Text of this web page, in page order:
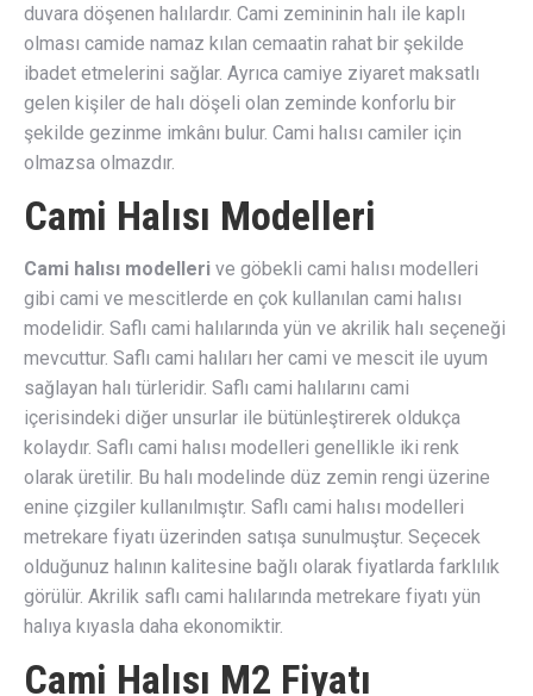
duvara döşenen halılardır. Cami zemininin halı ile kaplı
olması camide namaz kılan cemaatin rahat bir şekilde
ibadet etmelerini sağlar. Ayrıca camiye ziyaret maksatlı
gelen kişiler de halı döşeli olan zeminde konforlu bir
şekilde gezinme imkânı bulur. Cami halısı camiler için
olmazsa olmazdır.
Cami Halısı Modelleri
Cami halısı modelleri ve göbekli cami halısı modelleri
gibi cami ve mescitlerde en çok kullanılan cami halısı
modelidir. Saflı cami halılarında yün ve akrilik halı seçeneği
mevcuttur. Saflı cami halıları her cami ve mescit ile uyum
sağlayan halı türleridir. Saflı cami halılarını cami
içerisindeki diğer unsurlar ile bütünleştirerek oldukça
kolaydır. Saflı cami halısı modelleri genellikle iki renk
olarak üretilir. Bu halı modelinde düz zemin rengi üzerine
enine çizgiler kullanılmıştır. Saflı cami halısı modelleri
metrekare fiyatı üzerinden satışa sunulmuştur. Seçecek
olduğunuz halının kalitesine bağlı olarak fiyatlarda farklılık
görülür. Akrilik saflı cami halılarında metrekare fiyatı yün
halıya kıyasla daha ekonomiktir.
Cami Halısı M2 Fiyatı